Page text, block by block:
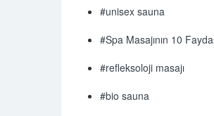
#unisex sauna
#Spa Masajının 10
#refleksoloji masajı
#bio sauna